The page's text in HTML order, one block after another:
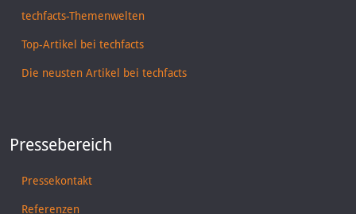
techfacts-Themenwelten
Top-Artikel bei techfacts
Die neusten Artikel bei techfacts
Pressebereich
Pressekontakt
Referenzen